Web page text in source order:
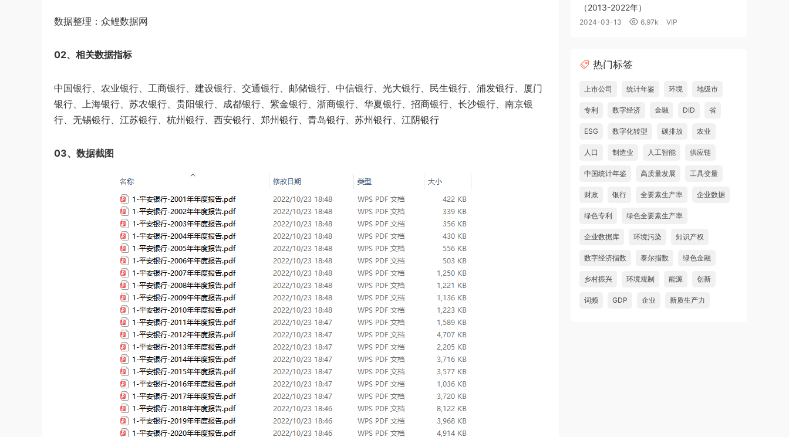
数据整理：众鲤数据网​
02、相关数据指标
中国银行、农业银行、工商银行、建设银行、交通银行、邮储银行、中信银行、光大银行、民生银行、浦发银行、厦门
银行、上海银行、苏农银行、贵阳银行、成都银行、紫金银行、浙商银行、华夏银行、招商银行、长沙银行、南京银
行、无锡银行、江苏银行、杭州银行、西安银行、郑州银行、青岛银行、苏州银行、江阴银行
03、数据截图
（2013-2022年）
2024-03-13 6.97k VIP
热门标签
上市公司 统计年鉴 环境 地级市
专利 数字经济 金融 DID 省
ESG 数字化转型 碳排放 农业
人口 制造业 人工智能 供应链
中国统计年鉴 高质量发展 工具变量
财政 银行 全要素生产率 企业数据
绿色专利 绿色全要素生产率
企业数据库 环境污染 知识产权
数字经济指数 泰尔指数 绿色金融
乡村振兴 环境规制 能源 创新
词频 GDP 企业 新质生产力